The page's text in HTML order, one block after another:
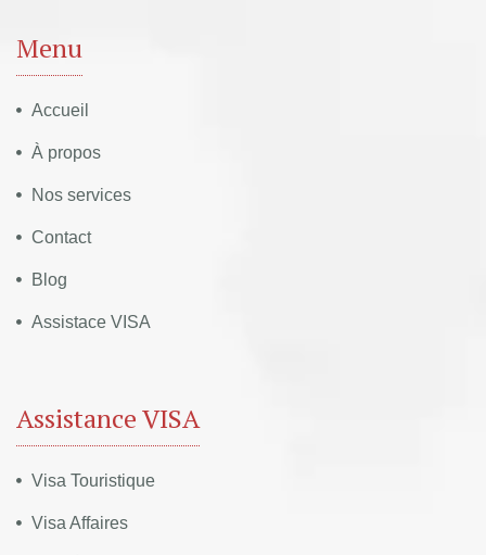
Menu
Accueil
À propos
Nos services
Contact
Blog
Assistace VISA
Assistance VISA
Visa Touristique
Visa Affaires